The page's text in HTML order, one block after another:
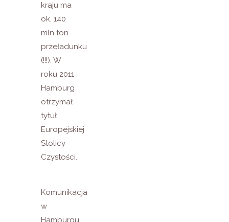
kraju ma
ok. 140
mln ton
przeładunku
(!!!). W
roku 2011
Hamburg
otrzymał
tytuł
Europejskiej
Stolicy
Czystości.
Komunikacja
w
Hamburgu